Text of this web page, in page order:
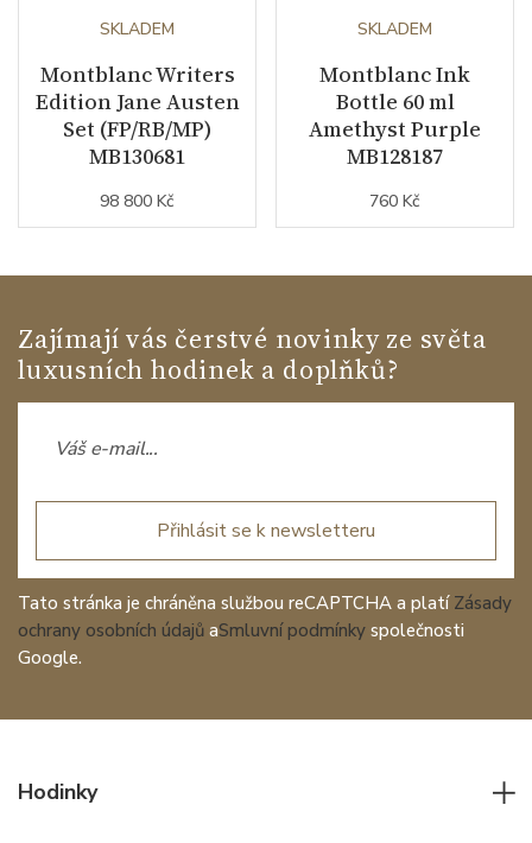
SKLADEM
Montblanc Writers
Edition Jane Austen
Set (FP/RB/MP)
MB130681
98 800 Kč
SKLADEM
Montblanc Ink
Bottle 60 ml
Amethyst Purple
MB128187
760 Kč
Zajímají vás čerstvé novinky ze světa
luxusních hodinek a doplňků?
Přihlásit se k newsletteru
Tato stránka je chráněna službou reCAPTCHA a platí Zásady
ochrany osobních údajů aSmluvní podmínky společnosti
Google.
Hodinky